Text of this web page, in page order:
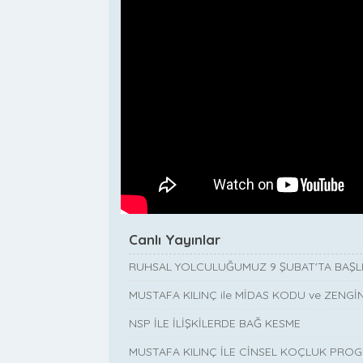
Canlı Yayınlar
RUHSAL YOLCULUĞUMUZ 9 ŞUBAT'TA
MUSTAFA KILINÇ ile MİDAS KODU ve
NSP İLE İLİŞKİLERDE BAĞ KESME
MUSTAFA KILINÇ İLE CİNSEL KOÇLUK